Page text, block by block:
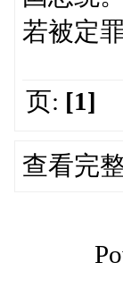
若被定
页: [1]
查看完